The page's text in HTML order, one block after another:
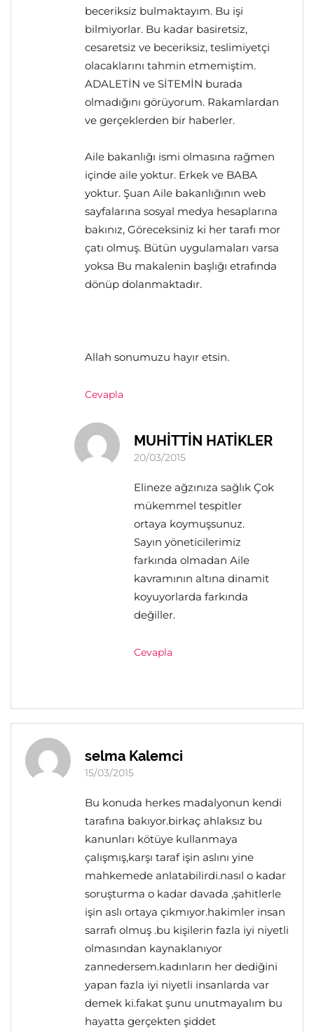
beceriksiz bulmaktayım. Bu işi
bilmiyorlar. Bu kadar basiretsiz,
cesaretsiz ve beceriksiz, teslimiyetçi
olacaklarını tahmin etmemiştim.
ADALETİN ve SİTEMİN burada
olmadığını görüyorum. Rakamlardan
ve gerçeklerden bir haberler.
Aile bakanlığı ismi olmasına rağmen
içinde aile yoktur. Erkek ve BABA
yoktur. Şuan Aile bakanlığının web
sayfalarına sosyal medya hesaplarına
bakınız, Göreceksiniz ki her tarafı mor
çatı olmuş. Bütün uygulamaları varsa
yoksa Bu makalenin başlığı etrafında
dönüp dolanmaktadır.
Allah sonumuzu hayır etsin.
Cevapla
MUHİTTİN HATİKLER
20/03/2015
Elineze ağzınıza sağlık Çok
mükemmel tespitler
ortaya koymuşsunuz.
Sayın yöneticilerimiz
farkında olmadan Aile
kavramının altına dinamit
koyuyorlarda farkında
değiller.
Cevapla
selma Kalemci
15/03/2015
Bu konuda herkes madalyonun kendi
tarafına bakıyor.birkaç ahlaksız bu
kanunları kötüye kullanmaya
çalışmış,karşı taraf işin aslını yine
mahkemede anlatabilirdi.nasıl o kadar
soruşturma o kadar davada ,şahitlerle
işin aslı ortaya çıkmıyor.hakimler insan
sarrafı olmuş .bu kişilerin fazla iyi niyetli
olmasından kaynaklanıyor
zannedersem.kadınların her dediğini
yapan fazla iyi niyetli insanlarda var
demek ki.fakat şunu unutmayalım bu
hayatta gerçekten şiddet